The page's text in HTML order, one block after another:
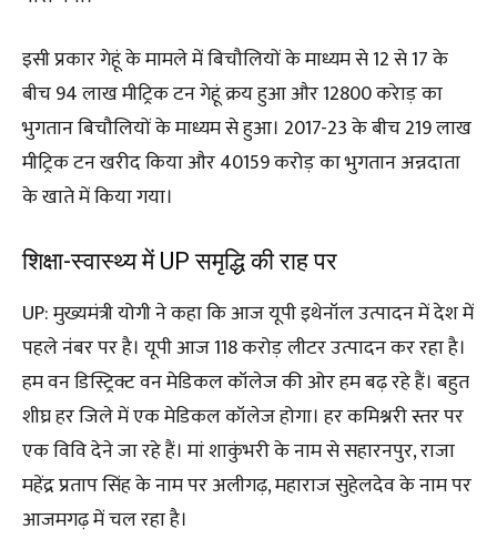
इसी प्रकार गेहूं के मामले में बिचौलियों के माध्यम से 12 से 17 के
बीच 94 लाख मीट्रिक टन गेहूं क्रय हुआ और 12800 करेाड़ का
भुगतान बिचौलियों के माध्यम से हुआ। 2017-23 के बीच 219 लाख
मीट्रिक टन खरीद किया और 40159 करोड़ का भुगतान अन्नदाता
के खाते में किया गया।
शिक्षा-स्वास्थ्य में UP समृद्धि की राह पर
UP: मुख्यमंत्री योगी ने कहा कि आज यूपी इथेनॉल उत्पादन में देश में
पहले नंबर पर है। यूपी आज 118 करोड़ लीटर उत्पादन कर रहा है।
हम वन डिस्ट्रिक्ट वन मेडिकल कॉलेज की ओर हम बढ़ रहे हैं। बहुत
शीघ्र हर जिले में एक मेडिकल कॉलेज होगा। हर कमिश्नरी स्तर पर
एक विवि देने जा रहे हैं। मां शाकुंभरी के नाम से सहारनपुर, राजा
महेंद्र प्रताप सिंह के नाम पर अलीगढ़, महाराज सुहेलदेव के नाम पर
आजमगढ़ में चल रहा है।